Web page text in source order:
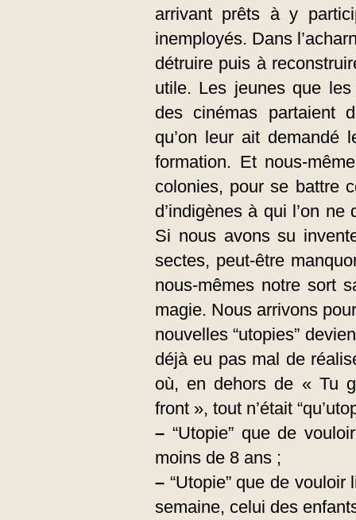
arrivant prêts à y
inemployés. Dans
détruire puis à
utile. Les jeunes que
des cinémas partaient
qu’on leur ait demandé
formation. Et nous-
colonies, pour se battre
d’indigènes à qui l’on
Si nous avons su
sectes, peut-être
nous-mêmes notre sort
magie. Nous arrivons
nouvelles “utopies”
déjà eu pas mal de
où, en dehors de « Tu
front », tout n’était
– “Utopie” que de
moins de 8 ans ;
– “Utopie” que de
semaine, celui des